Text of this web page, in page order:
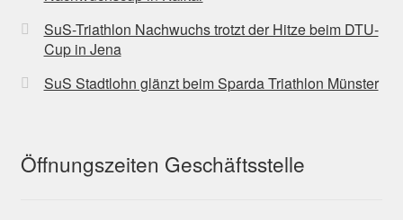
SuS-Triathlon Nachwuchs trotzt der Hitze beim DTU-
Cup in Jena
SuS Stadtlohn glänzt beim Sparda Triathlon Münster
Öffnungszeiten Geschäftsstelle